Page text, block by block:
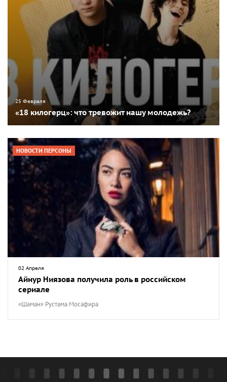
25 Февраля
«18 килогерц»: что тревожит нашу молодежь?
НОВОСТИ ПЕРСОНЫ
02 Апреля
Айнур Ниязова получила роль в российском
сериале
«Шаман» Рустама Мосафира